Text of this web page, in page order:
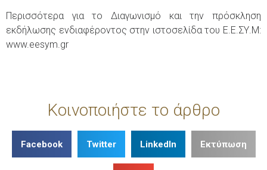
Περισσότερα για το Διαγωνισμό και την πρόσκληση
εκδήλωσης ενδιαφέροντος στην ιστοσελίδα του Ε.Ε.ΣΥ.Μ:
www.eesym.gr
Κοινοποιήστε το άρθρο
Facebook Twitter LinkedIn Εκτύπωση